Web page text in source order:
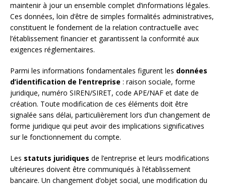
maintenir à jour un ensemble complet d’informations légales.
Ces données, loin d’être de simples formalités administratives,
constituent le fondement de la relation contractuelle avec
l’établissement financier et garantissent la conformité aux
exigences réglementaires.
Parmi les informations fondamentales figurent les données
d’identification de l’entreprise : raison sociale, forme
juridique, numéro SIREN/SIRET, code APE/NAF et date de
création. Toute modification de ces éléments doit être
signalée sans délai, particulièrement lors d’un changement de
forme juridique qui peut avoir des implications significatives
sur le fonctionnement du compte.
Les statuts juridiques de l’entreprise et leurs modifications
ultérieures doivent être communiqués à l’établissement
bancaire. Un changement d’objet social, une modification du